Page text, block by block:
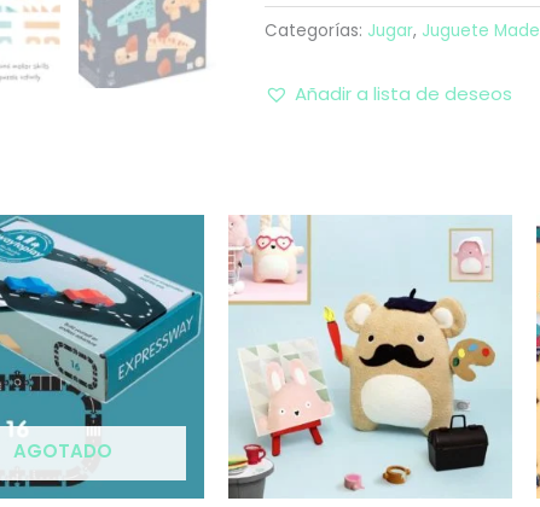
Categorías: Jugar, Juguete
Añadir a lista de deseos
AGOTADO